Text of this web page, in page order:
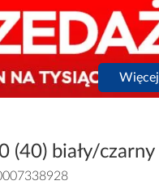
Więcej
(40) biały/czarny